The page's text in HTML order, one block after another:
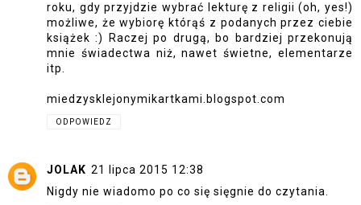
roku, gdy przyjdzie wybrać lekturę z religii (oh, yes!)
możliwe, że wybiorę którąś z podanych przez ciebie
książek :) Raczej po drugą, bo bardziej przekonują
mnie świadectwa niż, nawet świetne, elementarze
itp.
miedzysklejonymikartkami.blogspot.com
ODPOWIEDZ
JOLAK 21 lipca 2015 12:38
Nigdy nie wiadomo po co się sięgnie do czytania.